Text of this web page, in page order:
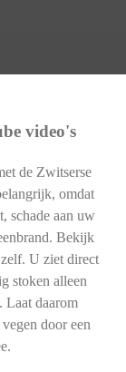
video's
de Zwitserse
omdat
schade aan uw
Bekijk
U ziet direct
stoken alleen
Laat daarom
door een